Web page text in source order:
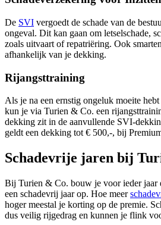
De SVI vergoedt de schade van de
ongeval. Dit kan gaan om letselschade,
zoals uitvaart of repatriëring. Ook
afhankelijk van je dekking.
Rijangsttraining
Als je na een ernstig ongeluk moeite
kun je via Turien & Co. een
dekking zit in de aanvullende SVI-
geldt een dekking tot € 500,-, bij
Schadevrije jaren bij
Bij Turien & Co. bouw je voor ieder jaar
een schadevrij jaar op. Hoe meer
hoger meestal je korting op de premie.
dus veilig rijgedrag en kunnen je flink